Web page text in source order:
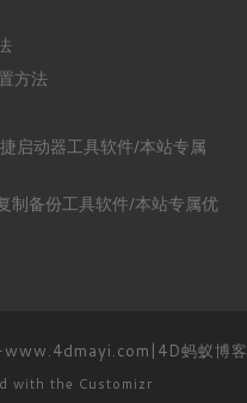
方法
启动器工具软件/本站专属
制备份工具软件/本站专属优
蚂蚁博客
with the Customizr